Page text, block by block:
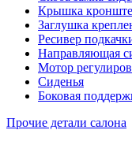
Крышка
Заглушка
Ресивер
Направляющая
Мотор
Сиденья
Боковая
Прочие детали салона